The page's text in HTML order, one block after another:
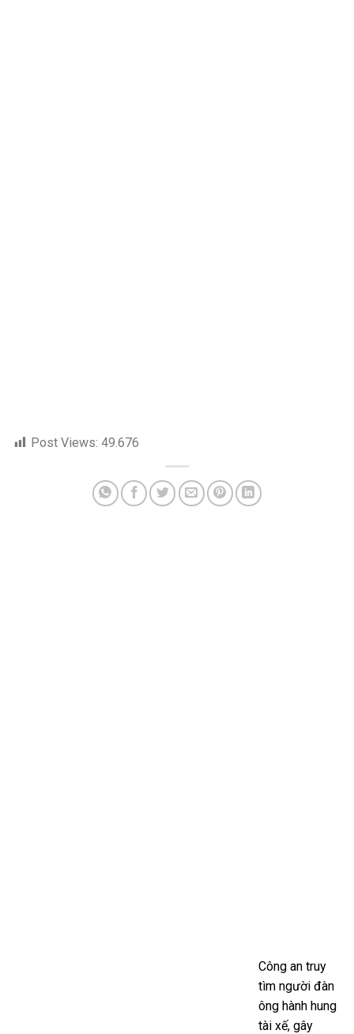
Post Views: 49.676
Công an truy
tìm người đàn
ông hành hung
tài xế, gây